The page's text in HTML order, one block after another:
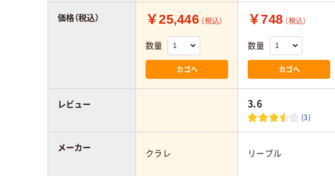
価格（税込） ￥25,446 （税込）
数量
カゴへ
￥748 （税込）
数量
カゴへ
レビュー 3.6
(3)
メーカー
クラレ リーブル